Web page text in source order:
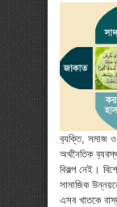
ব‍্যক্তি, সমাজ ও
অর্থনৈতিক
বিকল্প নেই।
সামাজিক
এসব খাতকে